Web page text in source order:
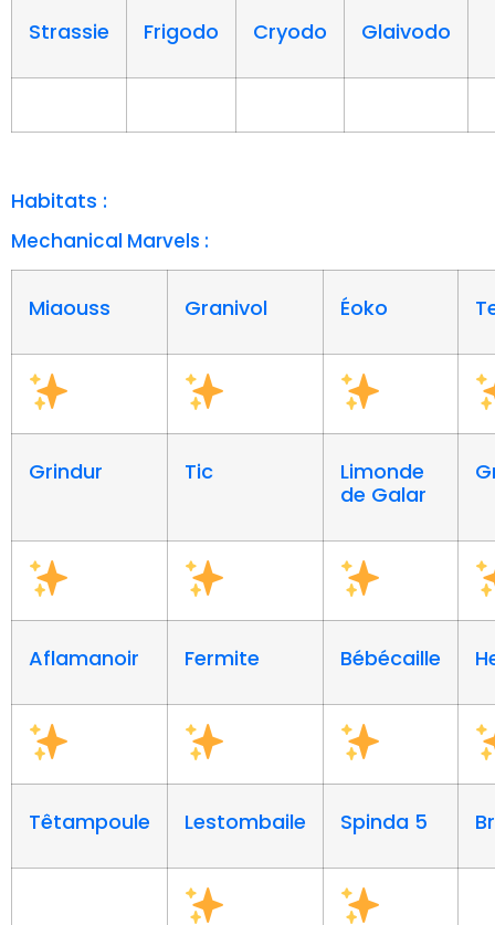
Strassie Frigodo Cryodo Glaivodo
Habitats :
Mechanical Marvels :
Miaouss Granivol Éoko
Grindur Tic
Limonde
de Galar
Aflamanoir Fermite Bébécaille
Têtampoule Lestombaile Spinda 5